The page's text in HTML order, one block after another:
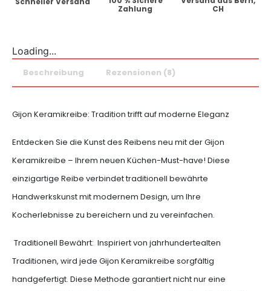
Zahlung
CH
Loading...
Beschreibung Rezensionen (8)
Gijon Keramikreibe: Tradition trifft auf moderne Eleganz
Entdecken Sie die Kunst des Reibens neu mit der Gijon
Keramikreibe – Ihrem neuen Küchen-Must-have! Diese
einzigartige Reibe verbindet traditionell bewährte
Handwerkskunst mit modernem Design, um Ihre
Kocherlebnisse zu bereichern und zu vereinfachen.
Traditionell Bewährt: Inspiriert von jahrhundertealten
Traditionen, wird jede Gijon Keramikreibe sorgfältig
handgefertigt. Diese Methode garantiert nicht nur eine